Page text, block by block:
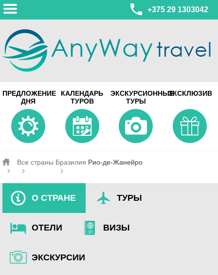
+375 29 1303042
ул. Леонида Беды, 45-547
смотреть на карте
МИНСК
Турагентство Coral Travel
ул. Притыцкого 156/1 пом.37
ул. Скрыганова 4б пом.487
ПРЕДЛОЖЕНИЕ
ДНЯ
КАЛЕНДАРЬ
ТУРОВ
ЭКСКУРСИОННЫЕ
ТУРЫ
ЭКСКЛЮЗИВ
Все страны Бразилия Рио-де-Жанейро
О СТРАНЕ ТУРЫ
ОТЕЛИ ВИЗЫ
ЭКСКУРСИИ